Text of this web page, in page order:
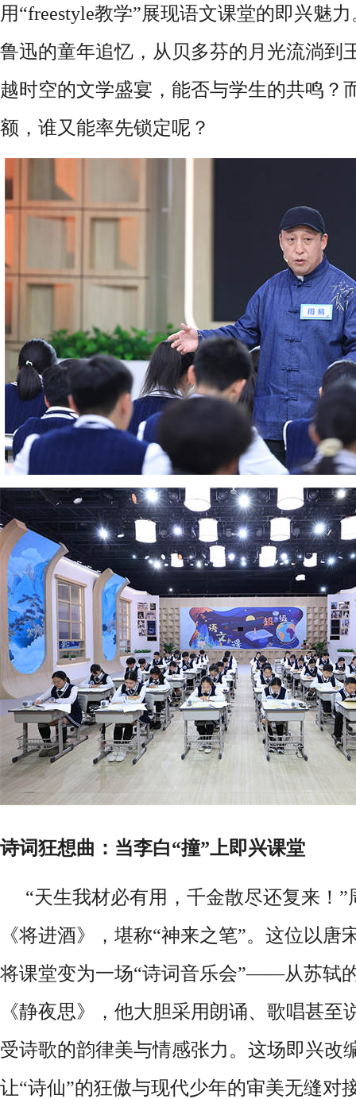
用“freestyle教学”展现语文课堂的即兴魅
鲁迅的童年追忆，从贝多芬的月光流淌到
越时空的文学盛宴，能否与学生的共鸣？
额，谁又能率先锁定呢？
诗词狂想曲：当李白“撞”上即兴课堂
“天生我材必有用，千金散尽还复来！
《将进酒》，堪称“神来之笔”。这位以唐
将课堂变为一场“诗词音乐会”——从苏轼
《静夜思》，他大胆采用朗诵、歌唱甚至
受诗歌的韵律美与情感张力。这场即兴改
让“诗仙”的狂傲与现代少年的审美无缝对